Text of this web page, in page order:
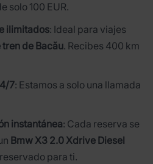
solo 100 EUR.
ilimitados: Ideal para viajes
tren de Bacău. Recibes 400 km
7: Estamos a solo una llamada
instantánea: Cada reserva se
Bmw X3 2.0 Xdrive Diesel
para ti.